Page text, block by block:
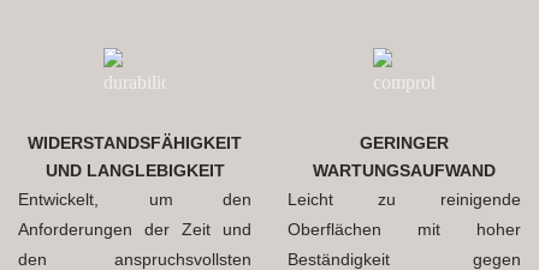
WIDERSTANDSFÄHIGKEIT
UND LANGLEBIGKEIT
Entwickelt, um den
Anforderungen der Zeit und
den anspruchsvollsten
GERINGER
WARTUNGSAUFWAND
Leicht zu reinigende
Oberflächen mit hoher
Beständigkeit gegen